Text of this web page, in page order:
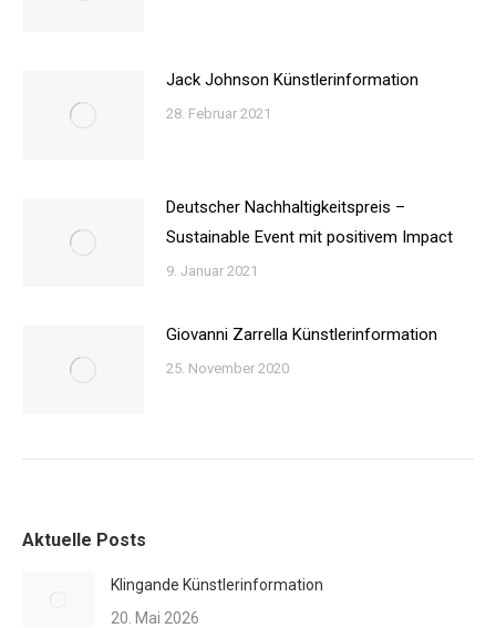
Jack Johnson Künstlerinformation
28. Februar 2021
Deutscher Nachhaltigkeitspreis –
Sustainable Event mit positivem Impact
9. Januar 2021
Giovanni Zarrella Künstlerinformation
25. November 2020
Aktuelle Posts
Klingande Künstlerinformation
20. Mai 2026